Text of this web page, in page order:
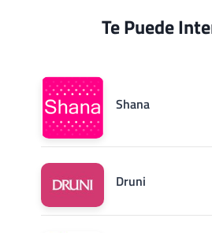
Te Puede
Shana
Druni